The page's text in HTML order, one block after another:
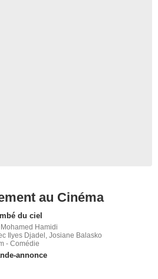
au Cinéma
du ciel
Hamidi
Ilyes Djadel, Josiane Balasko
- Comédie
annonce